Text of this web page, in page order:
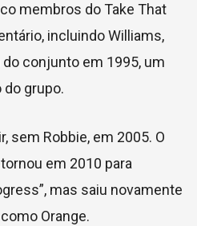
membros do Take That
incluindo Williams,
conjunto em 1995, um
do grupo.
sem Robbie, em 2005. O
em 2010 para
mas saiu novamente
Orange.